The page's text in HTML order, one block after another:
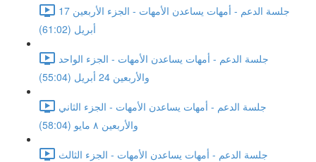
جلسة الدعم - أمهات يساعدن الأمهات - الجزء الأربعين 17
أبريل (61:02)
جلسة الدعم - أمهات يساعدن الأمهات - الجزء الواحد
والأربعين 24 أبريل (55:04)
جلسة الدعم - أمهات يساعدن الأمهات - الجزء الثاني
والأربعين ٨ مايو (58:04)
جلسة الدعم - أمهات يساعدن الأمهات - الجزء الثالث